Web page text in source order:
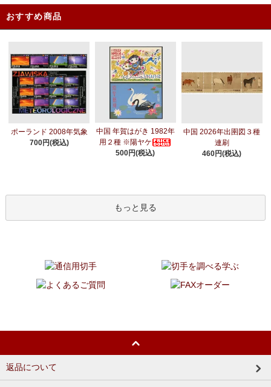
おすすめ商品
ポーランド 2008年気象
700円(税込)
中国 年賀はがき 1982年
用２種 ※陽ヤケ
500円(税込)
中国 2026年出圉図３種
連刷
460円(税込)
もっと見る
返品について